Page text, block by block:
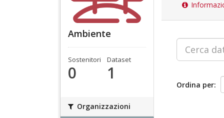
Ambiente
Sostenitori
0
Dataset
1
Organizzazioni
Ordina per